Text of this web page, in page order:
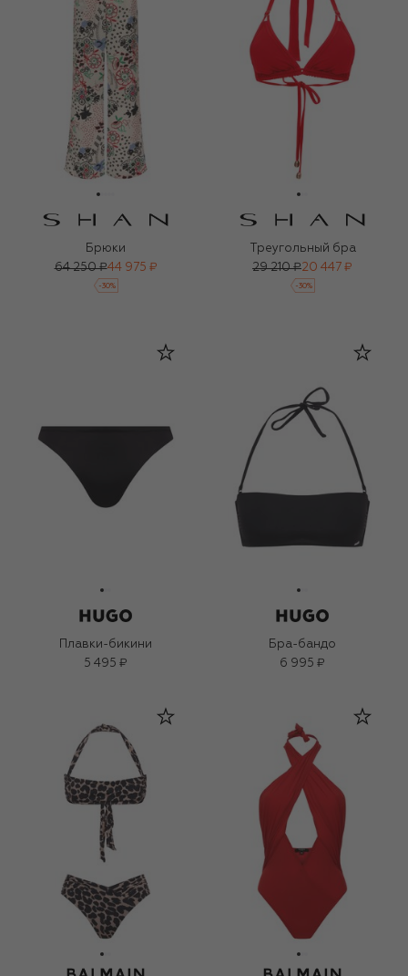
Брюки
64 250 ₽44 975 ₽
-30%
Треугольный бра
29 210 ₽20 447 ₽
-30%
Плавки-бикини
5 495 ₽
Бра-бандо
6 995 ₽